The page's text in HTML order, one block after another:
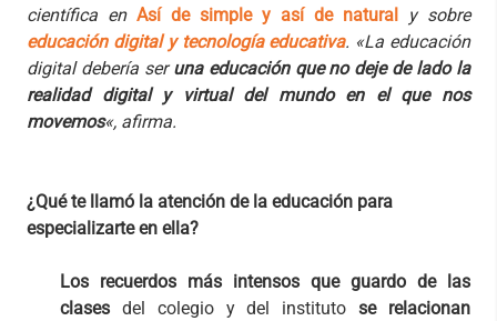
científica en Así de simple y así de natural y sobre
educación digital y tecnología educativa. «La educación
digital debería seruna educación que no deje de lado la
realidad digital y virtual del mundo en el que nos
movemos«, afirma.
¿Qué te llamó la atención de la educación para
especializarte en ella?
Los recuerdos más intensos que guardo de las
clases del colegio y del institutose relacionan